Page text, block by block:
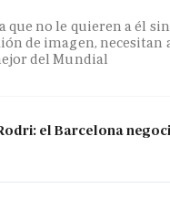
que no le quieren a él
de imagen, necesitan
del Mundial
el Barcelona